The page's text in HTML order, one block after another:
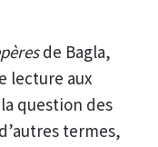
de Bagla,
lecture aux
question des
termes,